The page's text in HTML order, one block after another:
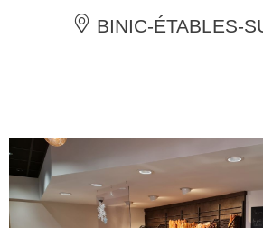
BINIC-ÉTABLES-